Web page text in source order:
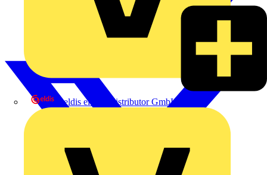
eldis electro distributor GmbH